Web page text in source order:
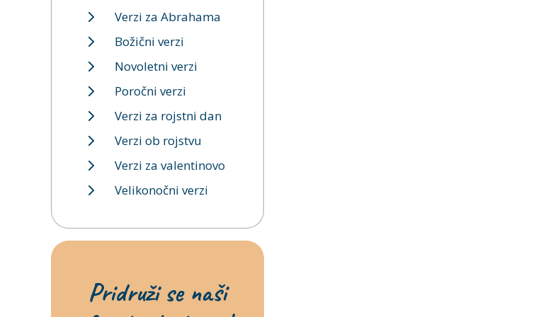
Verzi za Abrahama
Božični verzi
Novoletni verzi
Poročni verzi
Verzi za rojstni dan
Verzi ob rojstvu
Verzi za valentinovo
Velikonočni verzi
Pridruži se naši